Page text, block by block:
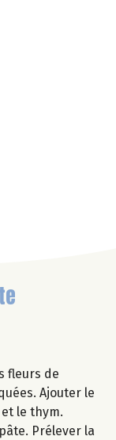
fleurs de
Ajouter le
le thym.
Prélever la